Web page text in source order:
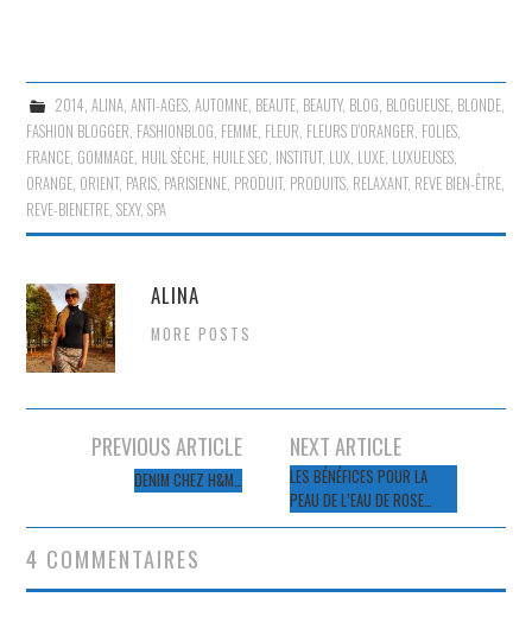
2014, ALINA, ANTI-AGES, AUTOMNE, BEAUTE, BEAUTY, BLOG, BLOGUEUSE, BLONDE,
FASHION BLOGGER, FASHIONBLOG, FEMME, FLEUR, FLEURS D'ORANGER, FOLIES,
FRANCE, GOMMAGE, HUIL SÈCHE, HUILE SEC, INSTITUT, LUX, LUXE, LUXUEUSES,
ORANGE, ORIENT, PARIS, PARISIENNE, PRODUIT, PRODUITS, RELAXANT, REVE BIEN-ÊTRE,
REVE-BIENETRE,SEXY,SPA
ALINA
MORE POSTS
Navigation
articles
PREVIOUS ARTICLE
DENIM CHEZ H&M…
NEXT ARTICLE
LES BÉNÉFICES POUR LA
PEAU DE L’EAU DE ROSE…
4 COMMENTAIRES